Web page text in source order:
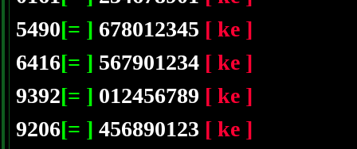
5490[= ] 678012345 [ ke ]
6416[= ] 567901234 [ ke ]
9392[= ] 012456789 [ ke ]
9206[= ] 456890123 [ ke ]